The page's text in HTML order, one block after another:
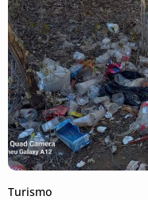
Turismo